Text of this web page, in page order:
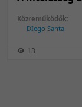
Közreműködők:
DIego Santa
13